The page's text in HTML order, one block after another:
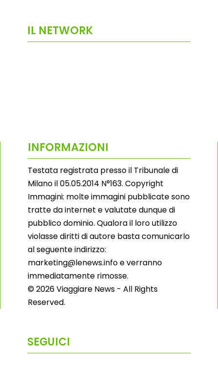
IL NETWORK
INFORMAZIONI
Testata registrata presso il Tribunale di
Milano il 05.05.2014 N°163. Copyright
Immagini: molte immagini pubblicate sono
tratte da internet e valutate dunque di
pubblico dominio. Qualora il loro utilizzo
violasse diritti di autore basta comunicarlo
al seguente indirizzo:
marketing@lenews.info e verranno
immediatamente rimosse.
© 2026 Viaggiare News - All Rights
Reserved.
SEGUICI